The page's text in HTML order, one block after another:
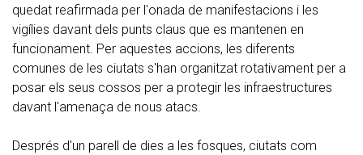
quedat reafirmada per l'onada de manifestacions i les
vigílies davant dels punts claus que es mantenen en
funcionament. Per aquestes accions, les diferents
comunes de les ciutats s'han organitzat rotativament per a
posar els seus cossos per a protegir les infraestructures
davant l'amenaça de nous atacs.
Després d'un parell de dies a les fosques, ciutats com